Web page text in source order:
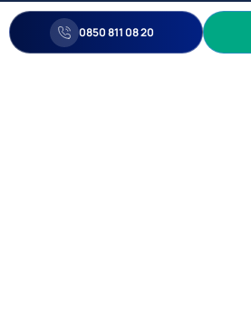
0850 811 08 20
0850 811 08 20